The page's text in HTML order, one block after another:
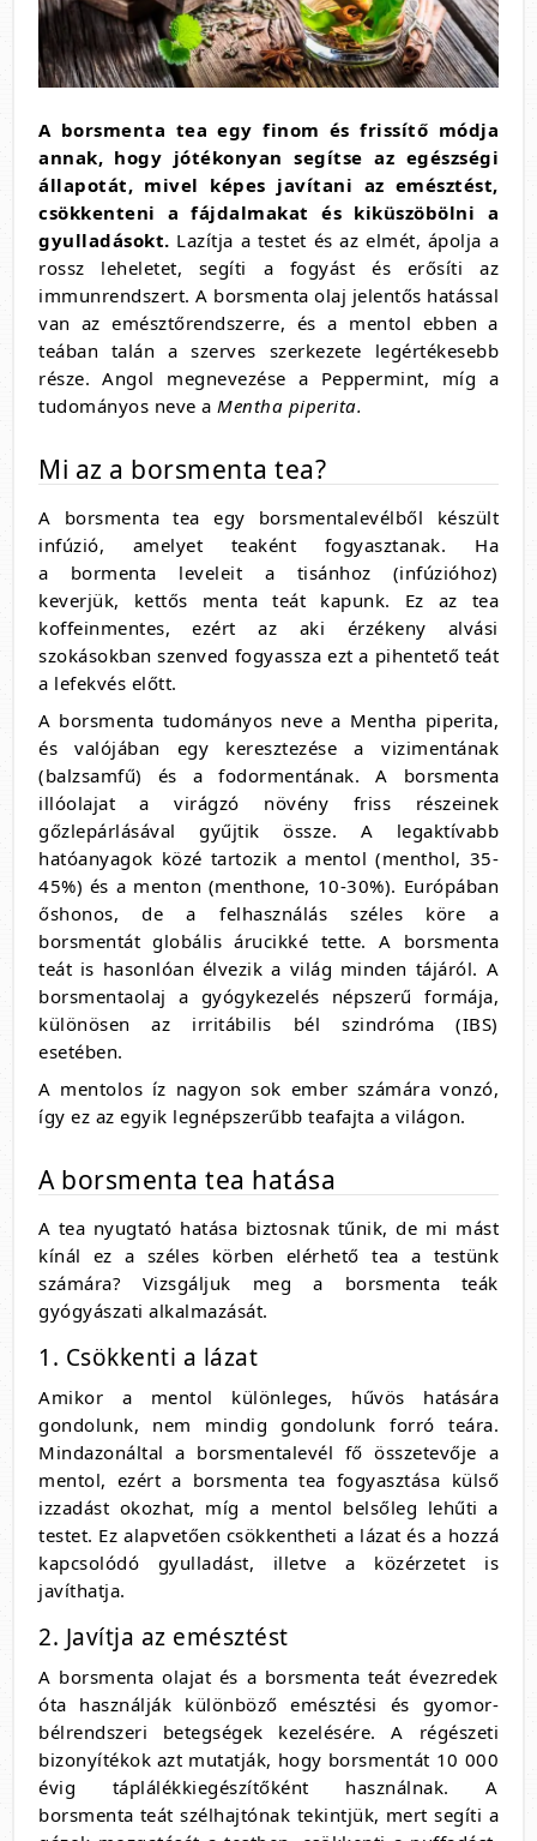
A borsmenta tea egy finom és frissítő módja
annak, hogy jótékonyan segítse az egészségi
állapotát, mivel képes javítani az emésztést,
csökkenteni a fájdalmakat és kiküszöbölni a
gyulladásokt. Lazítja a testet és az elmét, ápolja a
rossz leheletet, segíti a fogyást és erősíti az
immunrendszert. A borsmenta olaj jelentős hatással
van az emésztőrendszerre, és a mentol ebben a
teában talán a szerves szerkezete legértékesebb
része. Angol megnevezése a Peppermint, míg a
tudományos neve a Mentha piperita.
Mi az a borsmenta tea?
A borsmenta tea egy borsmentalevélből készült
infúzió, amelyet teaként fogyasztanak. Ha
a bormenta leveleit a tisánhoz (infúzióhoz)
keverjük, kettős menta teát kapunk. Ez az tea
koffeinmentes, ezért az aki érzékeny alvási
szokásokban szenved fogyassza ezt a pihentető teát
a lefekvés előtt.
A borsmenta tudományos neve a Mentha piperita,
és valójában egy keresztezése a vizimentának
(balzsamfű) és a fodormentának. A borsmenta
illóolajat a virágzó növény friss részeinek
gőzlepárlásával gyűjtik össze. A legaktívabb
hatóanyagok közé tartozik a mentol (menthol, 35-
45%) és a menton (menthone, 10-30%). Európában
őshonos, de a felhasználás széles köre a
borsmentát globális árucikké tette. A borsmenta
teát is hasonlóan élvezik a világ minden tájáról. A
borsmentaolaj a gyógykezelés népszerű formája,
különösen az irritábilis bél szindróma (IBS)
esetében.
A mentolos íz nagyon sok ember számára vonzó,
így ez az egyik legnépszerűbb teafajta a világon.
A borsmenta tea hatása
A tea nyugtató hatása biztosnak tűnik, de mi mást
kínál ez a széles körben elérhető tea a testünk
számára? Vizsgáljuk meg a borsmenta teák
gyógyászati alkalmazását.
1. Csökkenti a lázat
Amikor a mentol különleges, hűvös hatására
gondolunk, nem mindig gondolunk forró teára.
Mindazonáltal a borsmentalevél fő összetevője a
mentol, ezért a borsmenta tea fogyasztása külső
izzadást okozhat, míg a mentol belsőleg lehűti a
testet. Ez alapvetően csökkentheti a lázat és a hozzá
kapcsolódó gyulladást, illetve a közérzetet is
javíthatja.
2. Javítja az emésztést
A borsmenta olajat és a borsmenta teát évezredek
óta használják különböző emésztési és gyomor-
bélrendszeri betegségek kezelésére. A régészeti
bizonyítékok azt mutatják, hogy borsmentát 10 000
évig táplálékkiegészítőként használnak. A
borsmenta teát szélhajtónak tekintjük, mert segíti a